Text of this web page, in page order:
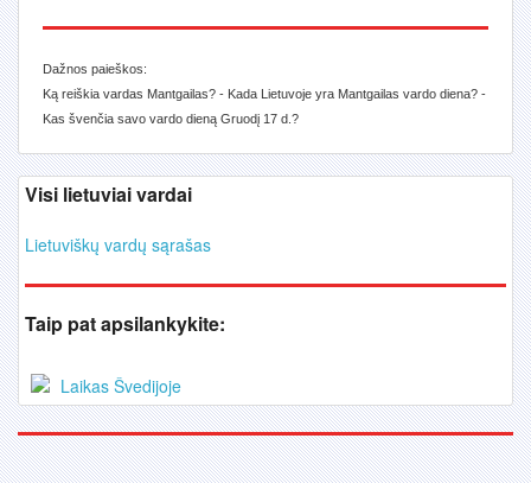
Dažnos paieškos:
Ką reiškia vardas Mantgailas? - Kada Lietuvoje yra Mantgailas vardo diena? -
Kas švenčia savo vardo dieną Gruodį 17 d.?
Visi lietuviai vardai
Lietuviškų vardų sąrašas
Taip pat apsilankykite:
Laikas Švedijoje